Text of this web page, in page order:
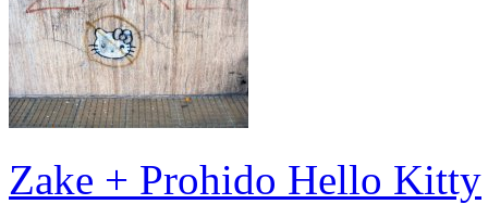
Zake + Prohido Hello Kitty